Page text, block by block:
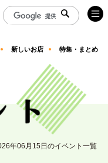
新しいお店 特集・まとめ
年06月15日のイベント一覧